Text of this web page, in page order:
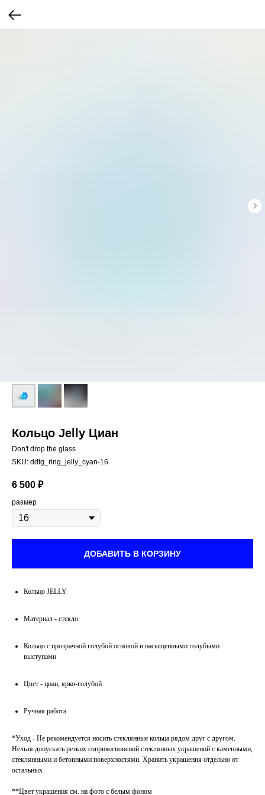
Кольцо Jelly Циан
Don't drop the glass
SKU: ddtg_ring_jelly_cyan-16
6 500 ₽
размер
ДОБАВИТЬ В КОРЗИНУ
Кольцо JELLY
Материал - стекло
Кольцо с прозрачной голубой основой и насыщенными голубыми
выступами
Цвет - циан, ярко-голубой
Ручная работа
*Уход - Не рекомендуется носить стеклянные кольца рядом друг с другом.
Нельзя допускать резких соприкосновений стеклянных украшений с каменными,
стеклянными и бетонными поверхностями. Хранить украшения отдельно от
остальных
**Цвет украшения см. на фото с белым фоном